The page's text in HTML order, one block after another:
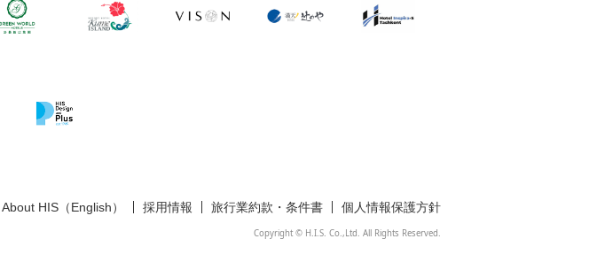
About HIS（English） 採用情報 旅行業約款・条件書 個人情報保護方針
Copyright © H.I.S. Co.,Ltd. All Rights Reserved.